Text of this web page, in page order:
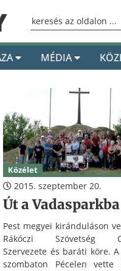
MÉDIA
Közélet
2015. szeptember 20.
Út a Vadasparkba
Pest megyei kiránduláson
Rákóczi Szövetség
Szervezete és baráti köre.
szombaton Pécelen vette